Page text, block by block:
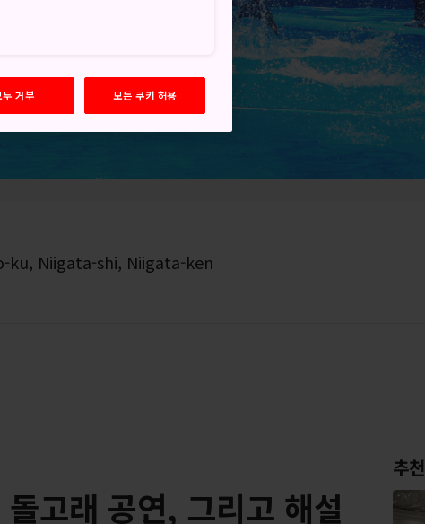
ku, Niigata-shi, Niigata-ken
고래 공연, 그리고 해설
추
두 거부 모든 쿠키 허용